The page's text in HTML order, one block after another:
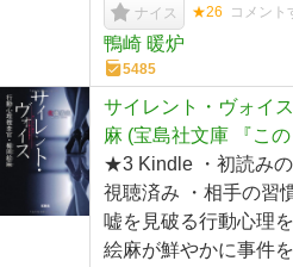
ナイス ★26 コメント
鴨崎 暖炉
5485
サイレント・ヴォイ
麻 (宝島社文庫 『こ
★3 Kindle ・初読み
視聴済み ・相手の習
嘘を見破る行動心理
絵麻が鮮やかに事件